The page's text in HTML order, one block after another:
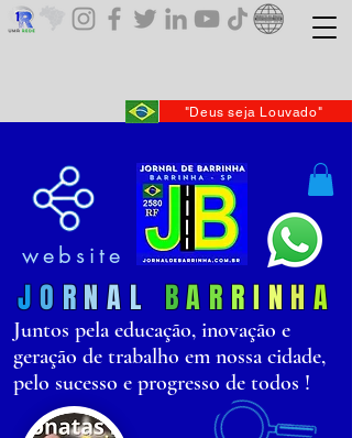
"Deus seja Louvado"
website
JO RNAL BARRI NHA
Juntos pela educação, inovação e
geração de trabalho em nossa cidade,
pelo sucesso e progresso de todos !